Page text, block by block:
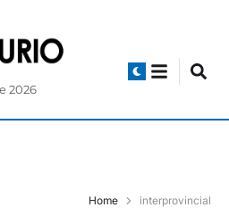
2026
Home interprovincial